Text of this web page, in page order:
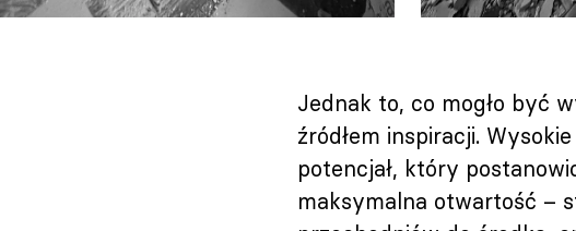
Jednak to, co mogło być
źródłem inspiracji.
potencjał, który
maksymalna otwartość –